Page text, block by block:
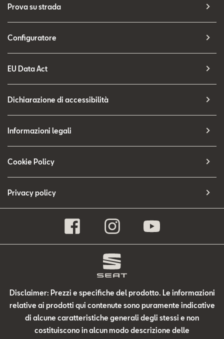
Prova su strada
Configuratore
EU Data Act
Dichiarazione di accessibilità
Informazioni legali
Cookie Policy
Privacy policy
Disclaimer: Prezzi e specifiche del prodotto. Le informazioni
relative ai prodotti qui contenute sono puramente indicative
di alcune caratteristiche generali degli stessi e non
costituiscono in alcun modo descrizione delle